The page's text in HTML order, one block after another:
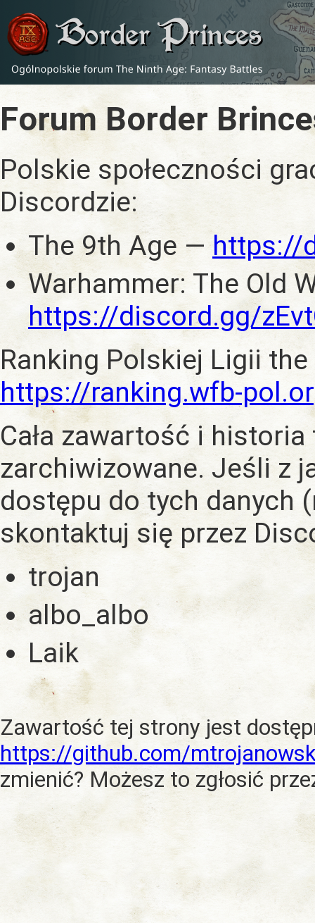
Forum Border
Polskie społeczności
Discordzie:
The 9th Age —https://
Warhammer: The Old
https://discord.gg/
Ranking Polskiej Ligii
https://ranking.wfb-
Cała zawartość i historia
zarchiwizowane. Jeśli z
dostępu do tych danych
skontaktuj się przez
trojan
albo_albo
Laik
Zawartość tej strony jest
https://github.com/
zmienić? Możesz to zgłosić